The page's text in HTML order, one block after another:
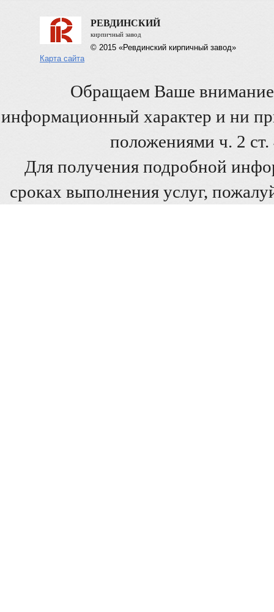
РЕВДИНСКИЙ
кирпичный завод
© 2015 «Ревдинский кирпичный завод»
Карта сайта
Обращаем Ваше внимание
информационный характер и ни
положениями ч. 2
Для получения подробной
сроках выполнения услуг,